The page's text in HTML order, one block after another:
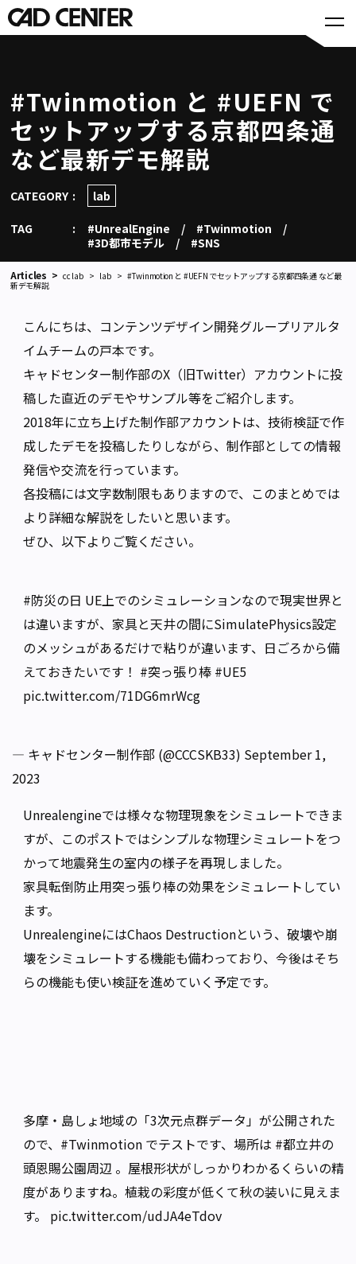
#Twinmotion と #UEFN で
セットアップする京都四条通
など最新デモ解説
CATEGORY lab
TAG #UnrealEngine
#Twinmotion
#3D都市モデル
#SNS
Articles cc lab lab
#Twinmotion と #UEFN でセットアップする京都四条通 など最
新デモ解説
こんにちは、コンテンツデザイン開発グループリアルタ
イムチームの戸本です。
キャドセンター制作部のX（旧Twitter）アカウントに投
稿した直近のデモやサンプル等をご紹介します。
2018年に立ち上げた制作部アカウントは、技術検証で作
成したデモを投稿したりしながら、制作部としての情報
発信や交流を行っています。
各投稿には文字数制限もありますので、このまとめでは
より詳細な解説をしたいと思います。
ぜひ、以下よりご覧ください。
#防災の日 UE上でのシミュレーションなので現実世界と
は違いますが、家具と天井の間にSimulatePhysics設定
のメッシュがあるだけで粘りが違います、日ごろから備
えておきたいです！ #突っ張り棒 #UE5
pic.twitter.com/71DG6mrWcg
— キャドセンター制作部 (@CCCSKB33) September 1,
2023
Unrealengineでは様々な物理現象をシミュレートできま
すが、このポストではシンプルな物理シミュレートをつ
かって地震発生の室内の様子を再現しました。
家具転倒防止用突っ張り棒の効果をシミュレートしてい
ます。
UnrealengineにはChaos Destructionという、破壊や崩
壊をシミュレートする機能も備わっており、今後はそち
らの機能も使い検証を進めていく予定です。
多摩・島しょ地域の「3次元点群データ」が公開された
ので、 #Twinmotion でテストです、場所は #都立井の
頭恩賜公園周辺 。屋根形状がしっかりわかるくらいの精
度がありますね。植栽の彩度が低くて秋の装いに見えま
す。 pic.twitter.com/udJA4eTdov